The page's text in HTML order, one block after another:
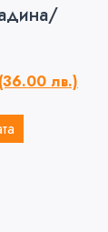
(36.00 лв.)